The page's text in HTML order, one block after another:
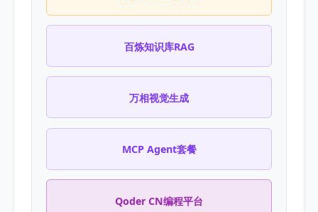
百炼知识库RAG
万相视觉生成
MCP Agent套餐
Qoder CN编程平台